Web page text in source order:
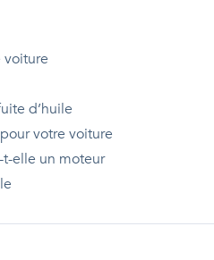
voiture
d’huile
votre voiture
elle un moteur